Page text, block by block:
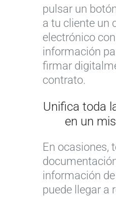
pulsar un
a tu cliente un
electrónico
información
firmar
contrato.
Unifica toda
en un
En ocasiones,
información
puede llegar a